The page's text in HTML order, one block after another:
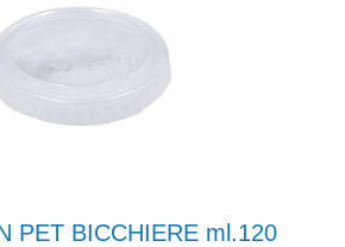
PET BICCHIERE ml.120